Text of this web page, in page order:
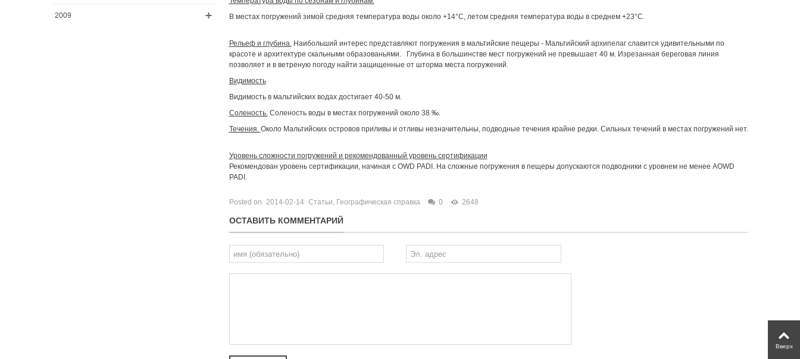
2009
В местах погружений зимой средняя температура воды около +14°С, летом средняя температура воды в среднем +23°С.
Рельеф и глубина.Наибольший интерес представляют погружения в мальтийские пещеры - Мальтийский архипелаг славится удивительными по
красоте и архитектуре скальными образованьями. Глубина в большинстве мест погружений не превышает 40 м. Изрезанная береговая линия
позволяет и в ветреную погоду найти защищенные от шторма места погружений.
Видимость
Видимость в мальтийских водах достигает 40-50 м.
Соленость.Соленость воды в местах погружений около 38 ‰.
Течения. Около Мальтийских островов приливы и отливы незначительны, подводные течения крайне редки. Сильных течений в местах погружений нет.
Уровень сложности погружений и рекомендованный уровень сертификации
Рекомендован уровень сертификации, начиная с OWD PADI. На сложные погружения в пещеры допускаются подводники с уровнем не менее AOWD
PADI.
Posted on 2014-02-14 Статьи, Географическая справка 0 2648
ОСТАВИТЬ КОММЕНТАРИЙ
Вверх